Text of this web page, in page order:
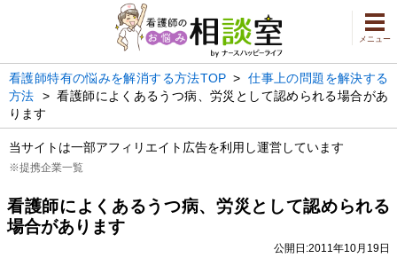
メニュー
看護師特有の悩みを解消する方法TOP>仕事上の問題を解決する
方法 >看護師によくあるうつ病、労災として認められる場合があ
ります
当サイトは一部アフィリエイト広告を利用し運営しています
※提携企業一覧
看護師によくあるうつ病、労災として認められる
場合があります
公開日:2011年10月19日